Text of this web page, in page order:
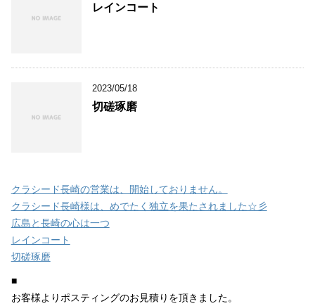
レインコート
2023/05/18
切磋琢磨
クラシード長崎の営業は、開始しておりません。
クラシード長崎様は、めでたく独立を果たされました☆彡
広島と長崎の心は一つ
レインコート
切磋琢磨
■
お客様よりポスティングのお見積りを頂きました。